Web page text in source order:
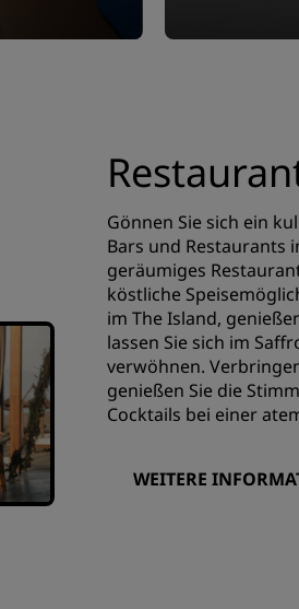
Gönnen Sie sich ein
Bars und Restaurants
geräumiges
köstliche
im The Island,
lassen Sie sich im
verwöhnen.
genießen Sie die
Cocktails bei einer
WEITERE